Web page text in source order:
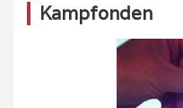
Kampfonden